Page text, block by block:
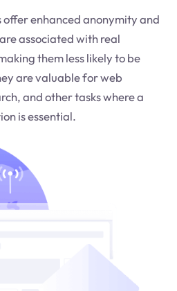
offer enhanced anonymity and
associated with real
them less likely to be
are valuable for web
and other tasks where a
is essential.